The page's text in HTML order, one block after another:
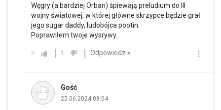
Węgry (a bardziej Orban) śpiewają preludium do III
wojny światowej, w której główne skrzypce będzie grał
jego sugar daddy, ludobójca pootin.
Poprawiłem twoje wysrywy.
8 1 Odpowiedz »
Gość
25.06.2024 08:04